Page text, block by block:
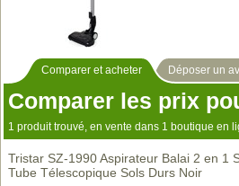
Comparer et acheter Déposer un
Comparer les prix
1 produit trouvé, en vente dans 1 boutique en
Tristar SZ-1990 Aspirateur Balai 2 en 1
Tube Télescopique Sols Durs Noir